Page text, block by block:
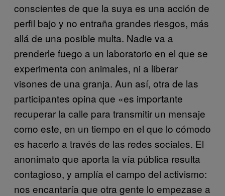
conscientes de que la suya es una acción de
perfil bajo y no entraña grandes riesgos, más
allá de una posible multa. Nadie va a
prenderle fuego a un laboratorio en el que se
experimenta con animales, ni a liberar
visones de una granja. Aun así, otra de las
participantes opina que «es importante
recuperar la calle para transmitir un mensaje
como este, en un tiempo en el que lo cómodo
es hacerlo a través de las redes sociales. El
anonimato que aporta la vía pública resulta
contagioso, y amplía el campo del activismo:
nos encantaría que otra gente lo empezase a